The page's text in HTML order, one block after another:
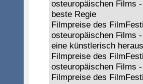
osteuropäischen Films
beste Regie
Filmpreise des
osteuropäischen Films
eine künstlerisch
Filmpreise des
osteuropäischen Films
Filmpreise des